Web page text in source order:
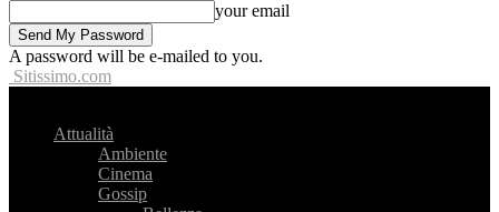
your email
A password will be e-mailed to you.
Sitissimo.com
Attualità
Ambiente
Cinema
Gossip